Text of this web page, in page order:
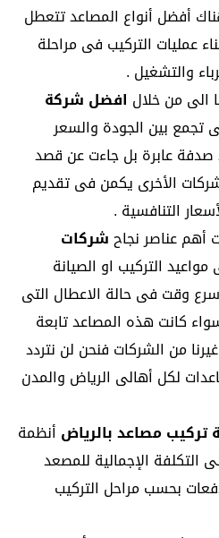
أفضل أنواع المصاعد تتعطل
عمليات التركيب فى مراحلة
والتشغيل .
الى من خلال افضل شركة
تجمع بين الجودة والسعر
عابرة بل جاءت عن قصد
الأخرى يكمن فى تقديم
التنافسية .
أهم عناصر نجاحشركات
التركيب او الصيانة
وقت فى حالة الاعطال التى
كانت هذه المصاعد تابعة
من الشركات فنحن لن نتردد
لكل أهالى الرياض والمدن
تركيب مصاعد بالرياض أنظمة
التكلفة الإجمالية للمصعد
بحسب مراحل التركيب